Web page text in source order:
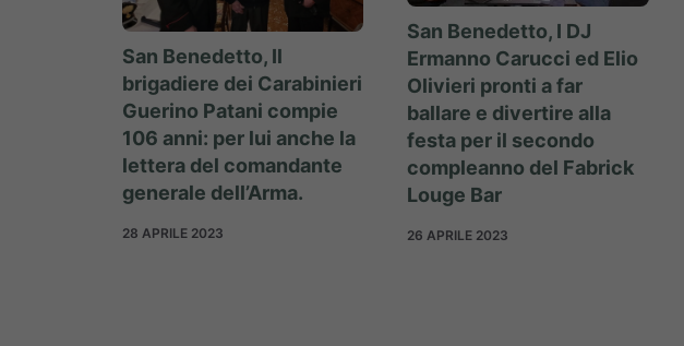
San Benedetto, Il
brigadiere dei Carabinieri
Guerino Patani compie
106 anni: per lui anche la
lettera del comandante
generale dell’Arma.
28 APRILE 2023
San Benedetto, I DJ
Ermanno Carucci ed Elio
Olivieri pronti a far
ballare e divertire alla
festa per il secondo
compleanno del Fabrick
Louge Bar
26 APRILE 2023